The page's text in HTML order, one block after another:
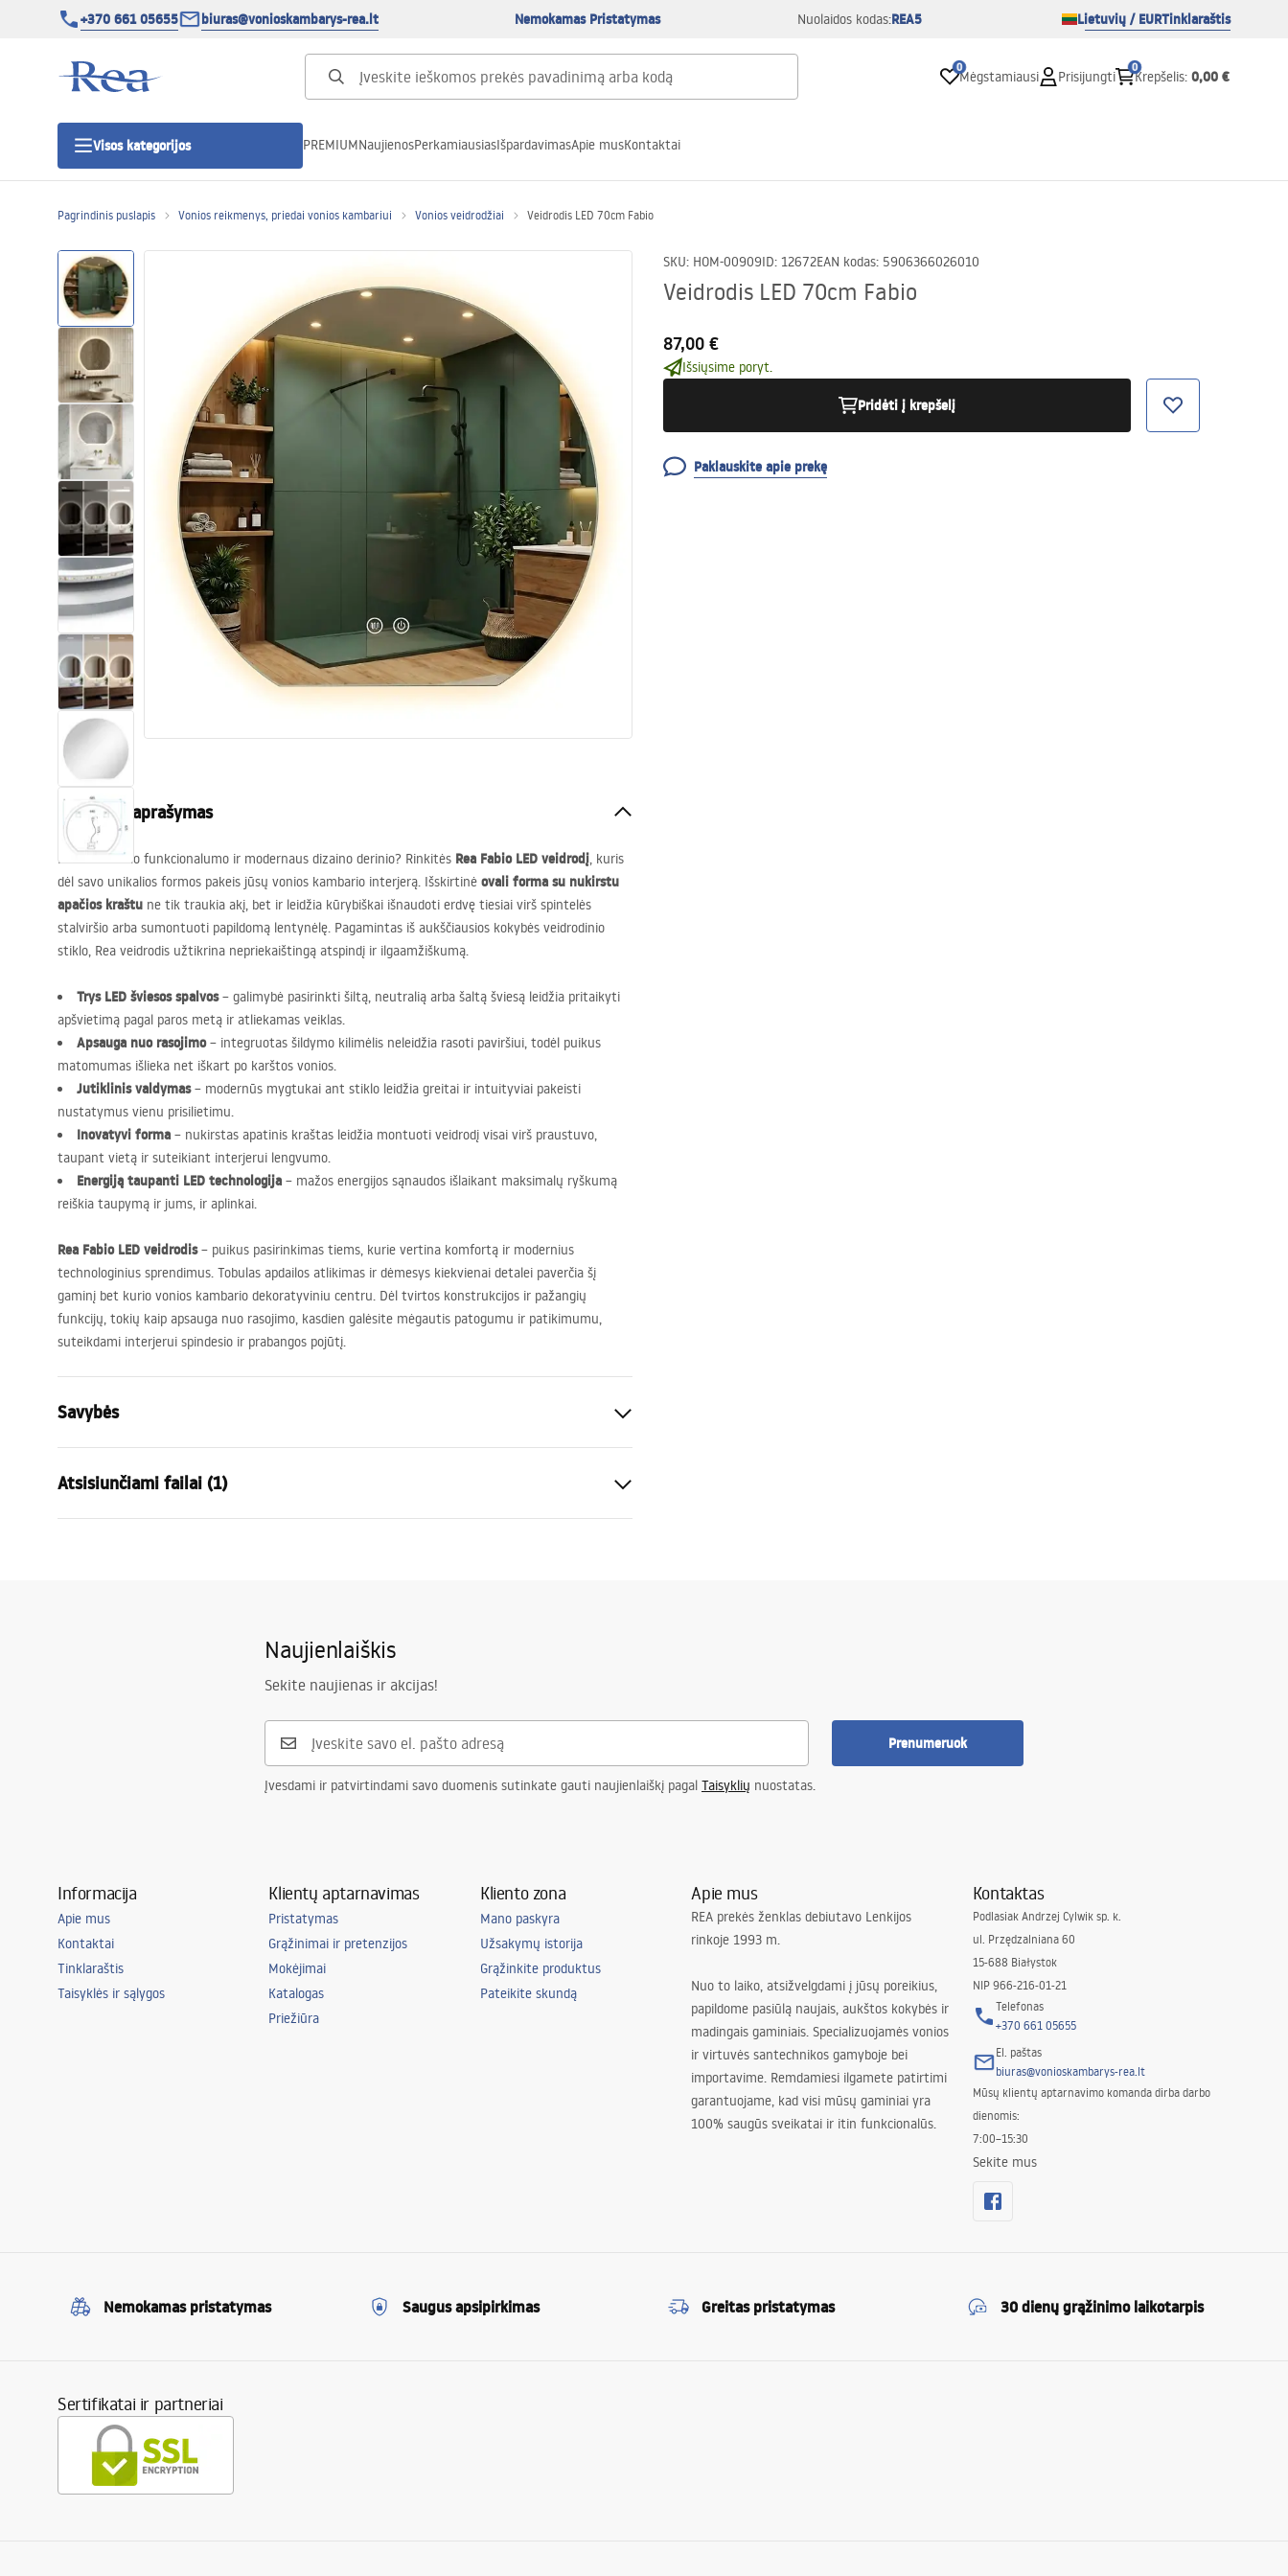
+370 661 05655 biuras@vonioskambarys-rea.lt Nemokamas Pristatymas Nuolaidos kodas:REA5 Lietuvių / EURTinklaraštis
0
Mėgstamiausi Prisijungti
0
Krepšelis: 0,00 €
Visos kategorijos
Dušo durys
Vonios dušo padėklai
Linijiniai dušo kanalai
Tualetai
Praustuvas
Vonios ir ekranai
Vonios maišytuvai
Vonios dušai
Vonios aksesuarai ir baldai
PREMIUMNaujienosPerkamiausiasIšpardavimasApie musKontaktai
Pagrindinis puslapis Vonios reikmenys, priedai vonios kambariui Vonios veidrodžiai Veidrodis LED 70cm Fabio
SKU: HOM-00909ID: 12672EAN kodas: 5906366026010
Veidrodis LED 70cm Fabio
87,00 €
Išsiųsime poryt.
Pridėti į krepšelį
Paklauskite apie prekę
Produkto aprašymas
Ieškote tobulo funkcionalumo ir modernaus dizaino derinio? Rinkitės Rea Fabio LED veidrodį, kuris
dėl savo unikalios formos pakeis jūsų vonios kambario interjerą. Išskirtinė ovali forma su nukirstu
apačios kraštu ne tik traukia akį, bet ir leidžia kūrybiškai išnaudoti erdvę tiesiai virš spintelės
stalviršio arba sumontuoti papildomą lentynėlę. Pagamintas iš aukščiausios kokybės veidrodinio
stiklo, Rea veidrodis užtikrina nepriekaištingą atspindį ir ilgaamžiškumą.
Trys LED šviesos spalvos– galimybė pasirinkti šiltą, neutralią arba šaltą šviesą leidžia pritaikyti
apšvietimą pagal paros metą ir atliekamas veiklas.
Apsauga nuo rasojimo– integruotas šildymo kilimėlis neleidžia rasoti paviršiui, todėl puikus
matomumas išlieka net iškart po karštos vonios.
Jutiklinis valdymas– modernūs mygtukai ant stiklo leidžia greitai ir intuityviai pakeisti
nustatymus vienu prisilietimu.
Inovatyvi forma – nukirstas apatinis kraštas leidžia montuoti veidrodį visai virš praustuvo,
taupant vietą ir suteikiant interjerui lengvumo.
Energiją taupanti LED technologija – mažos energijos sąnaudos išlaikant maksimalų ryškumą
reiškia taupymą ir jums, ir aplinkai.
Rea Fabio LED veidrodis– puikus pasirinkimas tiems, kurie vertina komfortą ir modernius
technologinius sprendimus. Tobulas apdailos atlikimas ir dėmesys kiekvienai detalei paverčia šį
gaminį bet kurio vonios kambario dekoratyviniu centru. Dėl tvirtos konstrukcijos ir pažangių
funkcijų, tokių kaip apsauga nuo rasojimo, kasdien galėsite mėgautis patogumu ir patikimumu,
suteikdami interjerui spindesio ir prabangos pojūtį.
Savybės
Plotis
Gylis
25mm
Taip
W
Atsisiunčiami failai (1)
Naujienlaiškis
Sekite naujienas ir akcijas!
Prenumeruok
Įvesdami ir patvirtindami savo duomenis sutinkate gauti naujienlaiškį pagal Taisyklių nuostatas.
Informacija
Apie mus
Kontaktai
Tinklaraštis
Taisyklės ir sąlygos
Klientų aptarnavimas
Pristatymas
Grąžinimai ir pretenzijos
Mokėjimai
Katalogas
Priežiūra
Kliento zona
Mano paskyra
Užsakymų istorija
Grąžinkite produktus
Pateikite skundą
Apie mus
REA prekės ženklas debiutavo Lenkijos
rinkoje 1993 m.
Nuo to laiko, atsižvelgdami į jūsų poreikius,
papildome pasiūlą naujais, aukštos kokybės ir
madingais gaminiais. Specializuojamės vonios
ir virtuvės santechnikos gamyboje bei
importavime. Remdamiesi ilgamete patirtimi
garantuojame, kad visi mūsų gaminiai yra
100% saugūs sveikatai ir itin funkcionalūs.
Kontaktas
Podlasiak Andrzej Cylwik sp. k.
ul. Przędzalniana 60
15-688 Białystok
NIP 966-216-01-21
Telefonas
+370 661 05655
El. paštas
biuras@vonioskambarys-rea.lt
Mūsų klientų aptarnavimo komanda dirba darbo
dienomis:
7:00–15:30
Sekite mus
Nemokamas pristatymas Saugus apsipirkimas Greitas pristatymas 30 dienų grąžinimo laikotarpis
Sertifikatai ir partneriai